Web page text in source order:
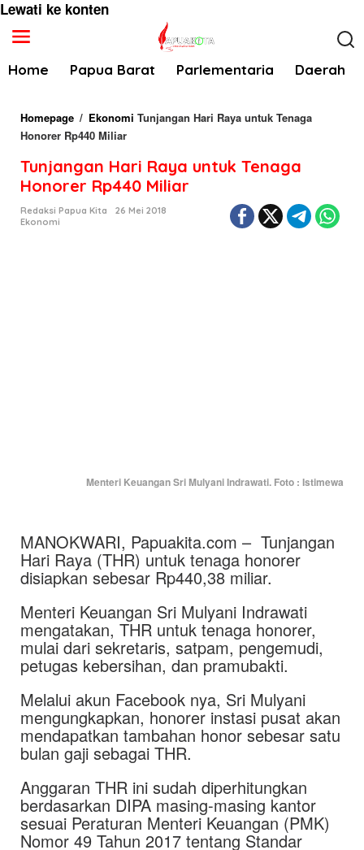
Lewati ke konten
Home Papua Barat Parlementaria Daerah
Homepage / Ekonomi Tunjangan Hari Raya untuk Tenaga
Honorer Rp440 Miliar
Tunjangan Hari Raya untuk Tenaga
Honorer Rp440 Miliar
Redaksi Papua Kita
26 Mei 2018
Ekonomi
Menteri Keuangan Sri Mulyani Indrawati. Foto : Istimewa
MANOKWARI, Papuakita.com – Tunjangan
Hari Raya (THR) untuk tenaga honorer
disiapkan sebesar Rp440,38 miliar.
Menteri Keuangan Sri Mulyani Indrawati
mengatakan, THR untuk tenaga honorer,
mulai dari sekretaris, satpam, pengemudi,
petugas kebersihan, dan pramubakti.
Melalui akun Facebook nya, Sri Mulyani
mengungkapkan, honorer instasi pusat akan
mendapatkan tambahan honor sebesar satu
bulan gaji sebagai THR.
Anggaran THR ini sudah diperhitungkan
berdasarkan DIPA masing-masing kantor
sesuai Peraturan Menteri Keuangan (PMK)
Nomor 49 Tahun 2017 tentang Standar